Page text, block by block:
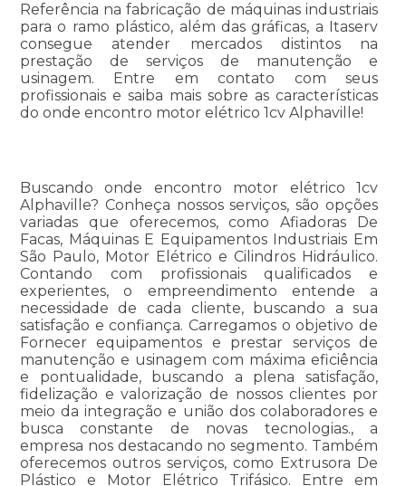
Referência na fabricação de máquinas industriais
para o ramo plástico, além das gráficas, a Itaserv
consegue atender mercados distintos na
prestação de serviços de manutenção e
usinagem. Entre em contato com seus
profissionais e saiba mais sobre as características
do onde encontro motor elétrico 1cv Alphaville!
Buscando onde encontro motor elétrico 1cv
Alphaville? Conheça nossos serviços, são opções
variadas que oferecemos, como Afiadoras De
Facas, Máquinas E Equipamentos Industriais Em
São Paulo, Motor Elétrico e Cilindros Hidráulico.
Contando com profissionais qualificados e
experientes, o empreendimento entende a
necessidade de cada cliente, buscando a sua
satisfação e confiança. Carregamos o objetivo de
Fornecer equipamentos e prestar serviços de
manutenção e usinagem com máxima eficiência
e pontualidade, buscando a plena satisfação,
fidelização e valorização de nossos clientes por
meio da integração e união dos colaboradores e
busca constante de novas tecnologias., a
empresa nos destacando no segmento. Também
oferecemos outros serviços, como Extrusora De
Plástico e Motor Elétrico Trifásico. Entre em